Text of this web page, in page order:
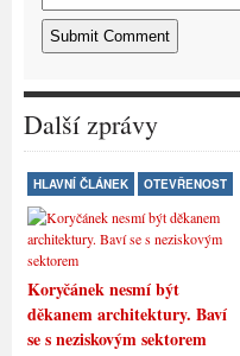
Další zprávy
HLAVNÍ ČLÁNEK OTEVŘENOST
Koryčánek nesmí být
děkanem architektury. Baví
se s neziskovým sektorem